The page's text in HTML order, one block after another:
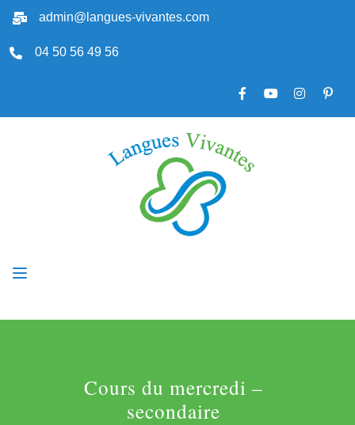
admin@langues-vivantes.com
04 50 56 49 56
Cours du mercredi –
secondaire